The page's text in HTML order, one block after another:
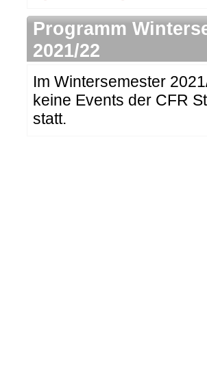
Programm
2021/22
Im Wintersemester
keine Events der CFR
statt.